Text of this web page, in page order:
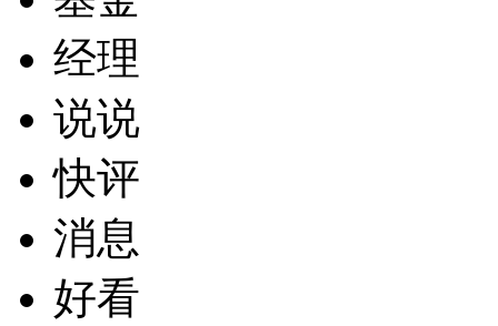
经理
说说
快评
消息
好看